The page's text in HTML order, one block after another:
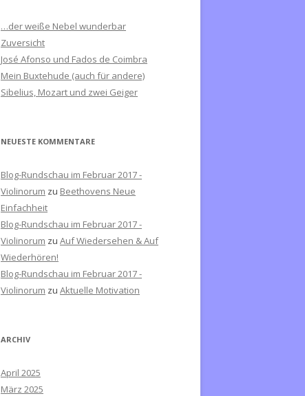
n
a
c
h
…der weiße Nebel wunderbar
Zuversicht
José Afonso und Fados de Coimbra
Mein Buxtehude (auch für andere)
Sibelius, Mozart und zwei Geiger
NEUESTE KOMMENTARE
Blog-Rundschau im Februar 2017 -
Violinorum zu Beethovens Neue
Einfachheit
Blog-Rundschau im Februar 2017 -
Violinorum zu Auf Wiedersehen & Auf
Wiederhören!
Blog-Rundschau im Februar 2017 -
Violinorum zu Aktuelle Motivation
ARCHIV
April 2025
März 2025